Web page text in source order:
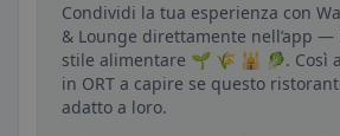
Condividi la tua esperienza con
& Lounge direttamente nell’app
stile alimentare 🌱 🌾 🕌 🥬. Così
in ORT a capire se questo
adatto a loro.